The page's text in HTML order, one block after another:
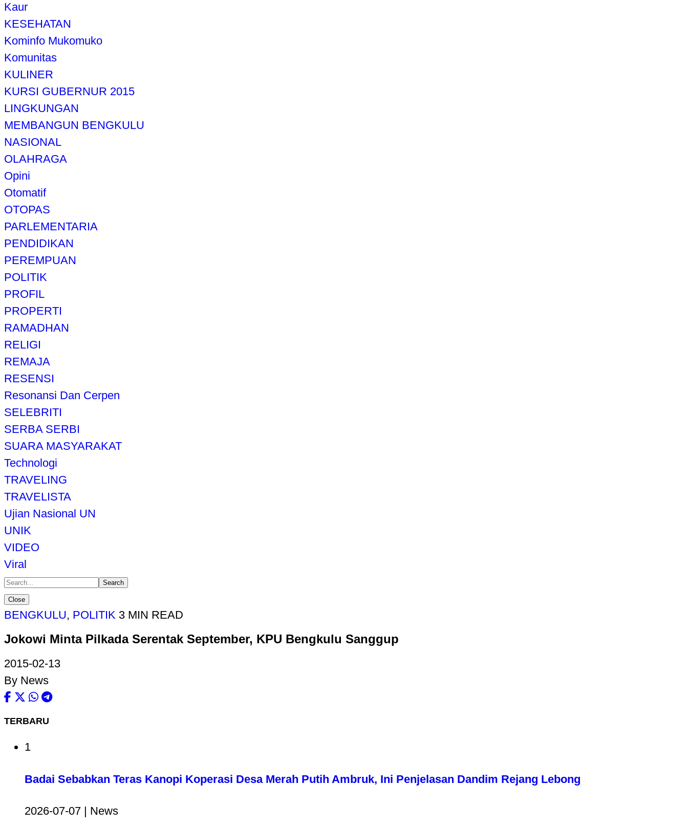
Kaur
KESEHATAN
Kominfo Mukomuko
Komunitas
KULINER
KURSI GUBERNUR 2015
LINGKUNGAN
MEMBANGUN BENGKULU
NASIONAL
OLAHRAGA
Opini
Otomatif
OTOPAS
PARLEMENTARIA
PENDIDIKAN
PEREMPUAN
POLITIK
PROFIL
PROPERTI
RAMADHAN
RELIGI
REMAJA
RESENSI
Resonansi Dan Cerpen
SELEBRITI
SERBA SERBI
SUARA MASYARAKAT
Technologi
TRAVELING
TRAVELISTA
Ujian Nasional UN
UNIK
VIDEO
Viral
Search
Close
BENGKULU, POLITIK 3 MIN READ
Jokowi Minta Pilkada Serentak September, KPU Bengkulu Sanggup
2015-02-13
By News
TERBARU
1
Badai Sebabkan Teras Kanopi Koperasi Desa Merah Putih Ambruk, Ini Penjelasan Dandim Rejang Lebong
2026-07-07 | News